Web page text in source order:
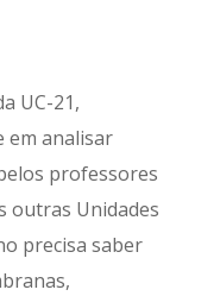
UC-21,
em analisar
professores
outras Unidades
precisa saber